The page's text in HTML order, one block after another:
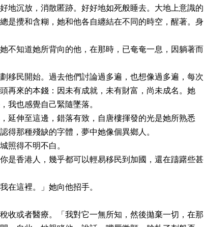
地沉放，消散匿跡。好好地如死般睡去。大地上意識的
是攪和含糊，她和他各自纏結在不同的時空，醒著。身
不知道她所背向的他，在那時，已奄奄一息，因躺著而
移民開始。過去他們討論過多遍，也想像過多遍，每次
再來的本錢：因未有成就，未有財富，尚未成名。她
我也感覺自己緊隨墜落。
延伸至這邊，錯落有致，自唐樓揮發的光是她所熟悉
得那種殘缺的字體，夢中她像個異鄉人。
照得不明不白。
是香港人，幾乎都可以輕易移民到加國，還在躊躇些甚
在這裡。」她向他招手。
收或者醫療。「我對它一無所知，然後拋棄一切，在那